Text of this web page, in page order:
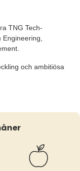
TNG Tech-
och ambitiösa